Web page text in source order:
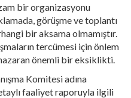
bir organizasyonu
görüşme ve toplantı
bir aksama olmamıştır.
tercümesi için önlem
nazaran önemli bir eksiklikti.
Komitesi adına
faaliyet raporuyla ilgili